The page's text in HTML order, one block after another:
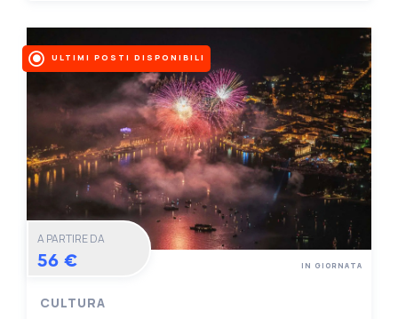
ULTIMI POSTI DISPONIBILI
A PARTIRE DA
56 €
CULTURA
IN GIORNATA